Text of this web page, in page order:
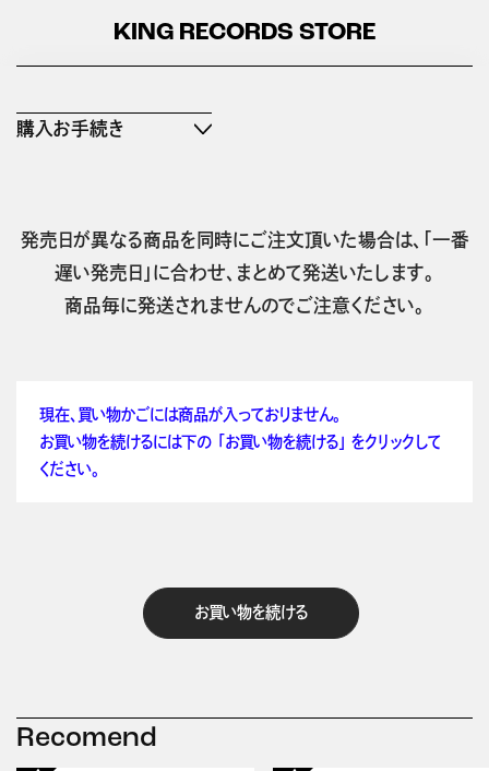
KING RECORDS STORE
購入お手続き
発売日が異なる商品を同時にご注文頂いた場合は、「一番
遅い発売日」に合わせ、まとめて発送いたします。
商品毎に発送されませんのでご注意ください。
現在、買い物かごには商品が入っておりません。
お買い物を続けるには下の 「お買い物を続ける」 をクリックして
ください。
お買い物を続ける
Recomend